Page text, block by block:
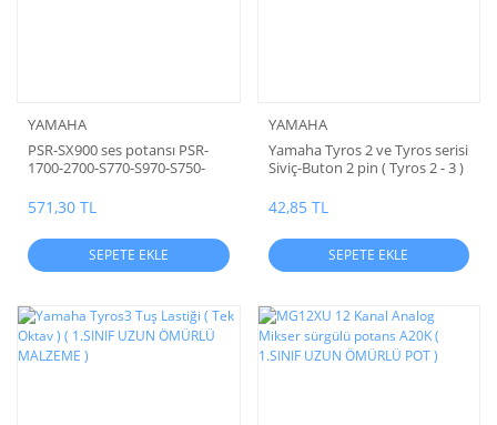
YAMAHA
PSR-SX900 ses potansı PSR-
1700-2700-S770-S970-S750-
571,30 TL
SEPETE EKLE
YAMAHA
Yamaha Tyros 2 ve Tyros serisi
Siviç-Buton 2 pin ( Tyros 2 - 3 )
Orginal )
42,85 TL
SEPETE EKLE